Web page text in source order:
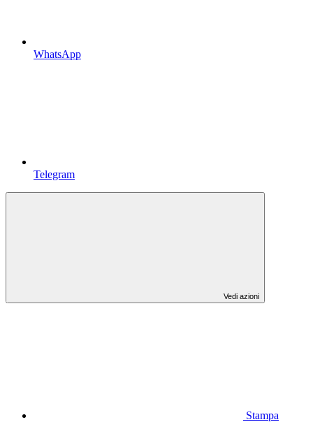
WhatsApp
Telegram
Vedi azioni
Stampa